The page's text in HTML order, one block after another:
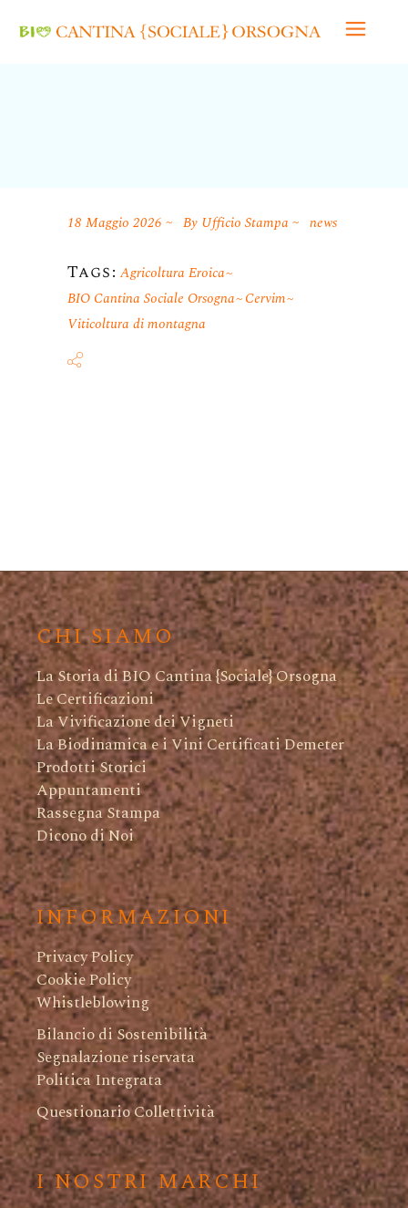
18 Maggio 2026 By Ufficio Stampa news
Tags: Agricoltura Eroica
BIO Cantina Sociale Orsogna Cervim
Viticoltura di montagna
CHI SIAMO
La Storia di BIO Cantina {Sociale} Orsogna
Le Certificazioni
La Vivificazione dei Vigneti
La Biodinamica e i Vini Certificati Demeter
Prodotti Storici
Appuntamenti
Rassegna Stampa
Dicono di Noi
INFORMAZIONI
Privacy Policy
Cookie Policy
Whistleblowing
Bilancio di Sostenibilità
Segnalazione riservata
Politica Integrata
Questionario Collettività
I NOSTRI MARCHI